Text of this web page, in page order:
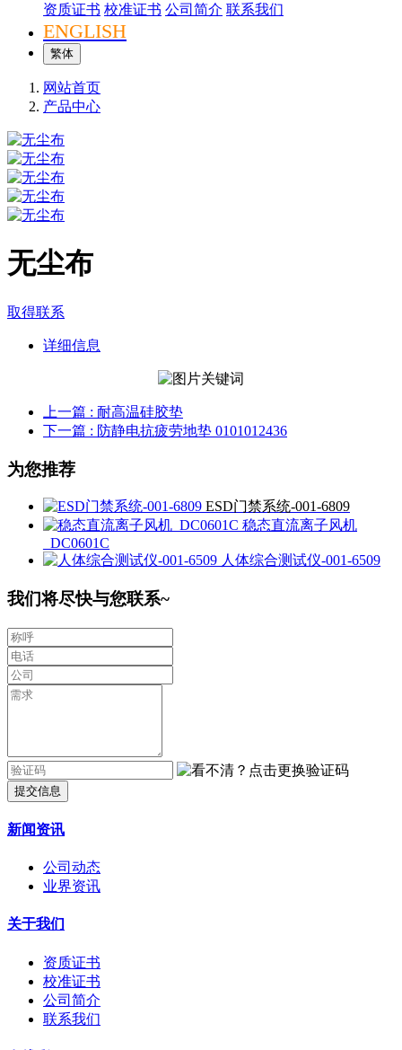
资质证书 校准证书 公司简介 联系我们
ENGLISH
繁体
网站首页
产品中心
无尘布
取得联系
详细信息
上一篇 : 耐高温硅胶垫
下一篇 : 防静电抗疲劳地垫 0101012436
为您推荐
ESD门禁系统-001-6809
稳态直流离子风机
_DC0601C
人体综合测试仪-001-6509
我们将尽快与您联系~
提交信息
新闻资讯
公司动态
业界资讯
关于我们
资质证书
校准证书
公司简介
联系我们